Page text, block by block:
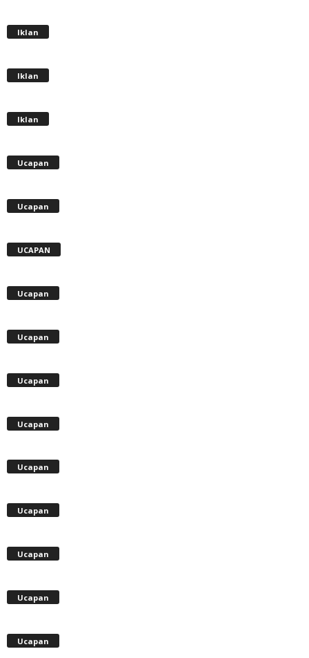
Iklan
Iklan
Iklan
Ucapan
Ucapan
UCAPAN
Ucapan
Ucapan
Ucapan
Ucapan
Ucapan
Ucapan
Ucapan
Ucapan
Ucapan